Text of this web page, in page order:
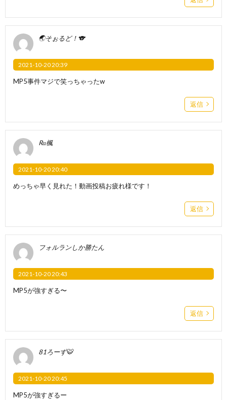
🌏そぉるど！🐨
2021-10-20 20:39
MP5事件マジで笑っちゃったw
返信
Rα楓
2021-10-20 20:40
めっちゃ早く見れた！動画投稿お疲れ様です！
返信
フォルランしか勝たん
2021-10-20 20:43
MP5が強すぎる〜
返信
81ろーず🐯
2021-10-20 20:45
MP5が強すぎるー